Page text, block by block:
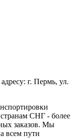
г. Пермь, ул.
СНГ - более
заказов. Мы
всем пути